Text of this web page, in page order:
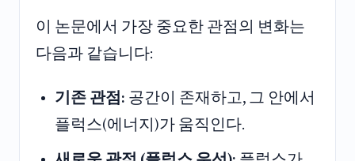
이 논문에서 가장 중요한 관점의 변화는
다음과 같습니다:
기존 관점: 공간이 존재하고, 그 안에서
플럭스(에너지)가 움직인다.